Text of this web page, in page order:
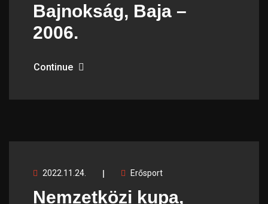
Bajnokság, Baja –
2006.
Continue
2022.11.24. Erősport
Nemzetközi kupa,